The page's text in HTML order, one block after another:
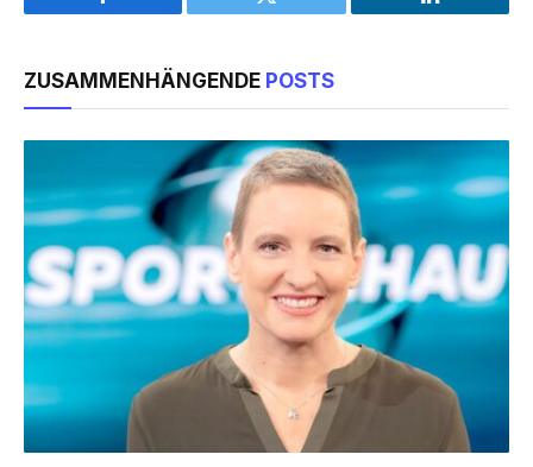
Facebook Twitter LinkedIn
ZUSAMMENHÄNGENDE POSTS